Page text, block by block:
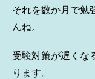
それを数か月で勉
んね。
受験対策が遅くな
ります。